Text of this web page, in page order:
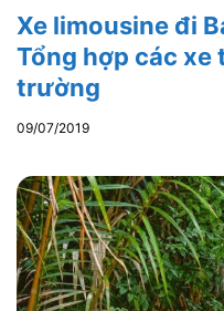
Xe limousine đi
Tổng hợp các
trường
09/07/2019